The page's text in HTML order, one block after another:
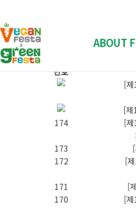
ABOUT
전시회
참가 업
부스배
"Plant-Based, Cruelty-Free"
번호
[
[제
174
[
173
172
[
171
[
170
[